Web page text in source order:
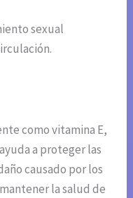
sexual
como vitamina E,
a proteger las
causado por los
la salud de